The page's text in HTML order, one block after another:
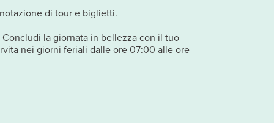
di tour e biglietti.
la giornata in bellezza con il tuo
nei giorni feriali dalle ore 07:00 alle ore